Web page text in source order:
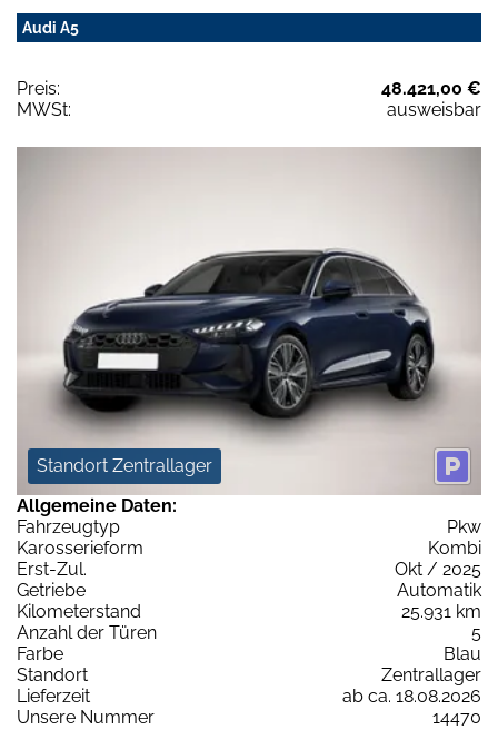
Audi A5
Preis:
48.421,00 €
MWSt:
ausweisbar
Standort Zentrallager
Allgemeine Daten:
Fahrzeugtyp
Pkw
Karosserieform
Kombi
Erst-Zul.
Okt / 2025
Getriebe
Automatik
Kilometerstand
25.931 km
Anzahl der Türen
5
Farbe
Blau
Standort
Zentrallager
Lieferzeit
ab ca. 18.08.2026
Unsere Nummer
14470